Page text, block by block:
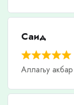
Саид
Аллагьу акбар